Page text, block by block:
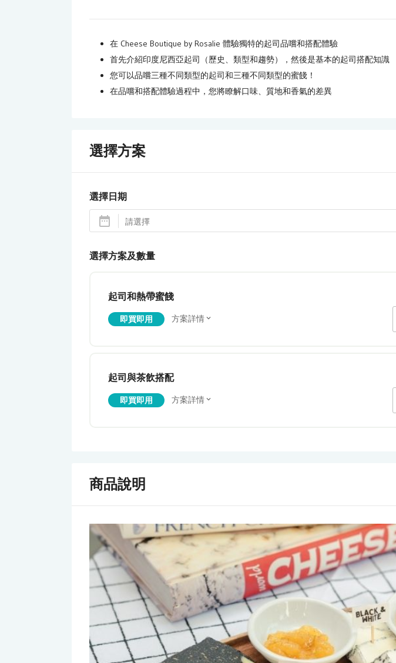
在 Cheese Boutique by Rosalie 體驗獨特的起司品嚐和搭配體驗
首先介紹印度尼西亞起司（歷史、類型和趨勢），然後是基本的起司搭配知識
您可以品嚐三種不同類型的起司和三種不同類型的蜜餞！
在品嚐和搭配體驗過程中，您將瞭解口味、質地和香氣的差異
選擇方案
選擇日期
選擇方案及數量
起司和熱帶蜜餞
即買即用 方案詳情
起司與茶飲搭配
即買即用 方案詳情
商品說明